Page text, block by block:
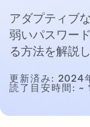
アダプティブ
弱いパスワー
る方法を解説
更新済み: 2024
読了目安時間: ~